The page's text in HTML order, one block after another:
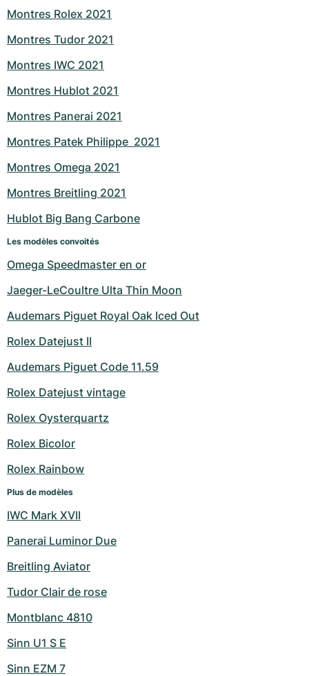
Montres Rolex 2021
Montres Tudor 2021
Montres IWC 2021
Montres Hublot 2021
Montres Panerai 2021
Montres Patek Philippe  2021
Montres Omega 2021
Montres Breitling 2021
Hublot Big Bang Carbone
Les modèles convoités
Omega Speedmaster en or
Jaeger-LeCoultre Ulta Thin Moon
Audemars Piguet Royal Oak Iced Out
Rolex Datejust II
Audemars Piguet Code 11.59
Rolex Datejust vintage
Rolex Oysterquartz
Rolex Bicolor
Rolex Rainbow
Plus de modèles
IWC Mark XVII
Panerai Luminor Due
Breitling Aviator
Tudor Clair de rose
Montblanc 4810
Sinn U1 S E
Sinn EZM 7